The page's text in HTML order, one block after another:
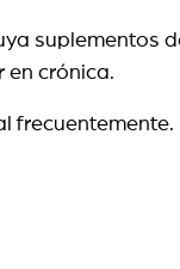
suplementos
en crónica.